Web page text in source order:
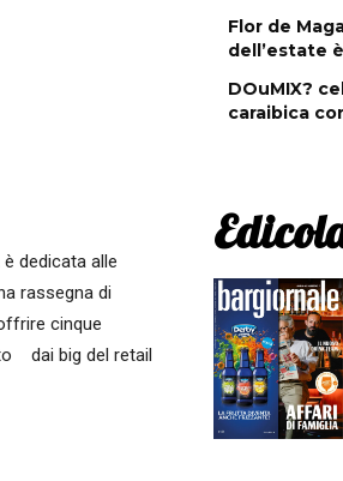
è dedicata alle
rassegna di
cinque
dai big del retail
Flor de
dell’estate
DOuMIX?
caraibica